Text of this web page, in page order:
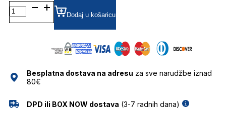
MP
508000
46
O'POLO
količina
Dodaj u košaricu
Besplatna dostava na adresu za sve narudžbe iznad
80€
DPD ili BOX NOW dostava (3-7 radnih dana)